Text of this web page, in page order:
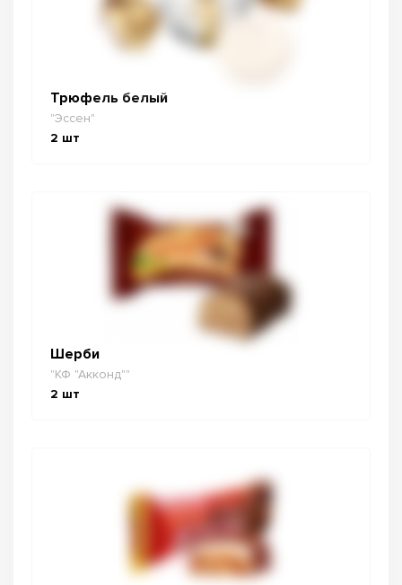
Трюфель белый
"Эссен"
2 шт
Шерби
"КФ "Акконд""
2 шт